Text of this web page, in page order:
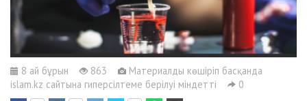
8 ай бұрын 863
Материалды көшіріп басқанда
islam.kz сайтына гиперсілтеме берілуі міндетті
0